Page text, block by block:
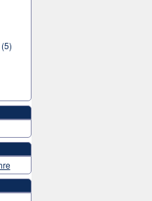
(5)